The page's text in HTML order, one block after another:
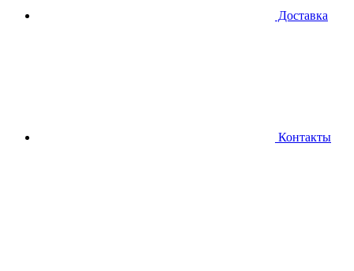
Доставка
Контакты